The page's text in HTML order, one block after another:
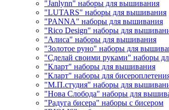
"Janlynn" наборы для вышивания
"LUTARS" наборы для вышивания
"PANNA" наборы для вышивания
"Rico Design" наборы для
"Алиса" наборы для вышивания
"Золотое руно" наборы для
"Сделай своими руками" наборы
"Кларт" наборы для вышивания
"Кларт" наборы для
"М.П.студия" наборы для
"Нова Слобода" наборы для
"Радуга бисера" наборы с бисером